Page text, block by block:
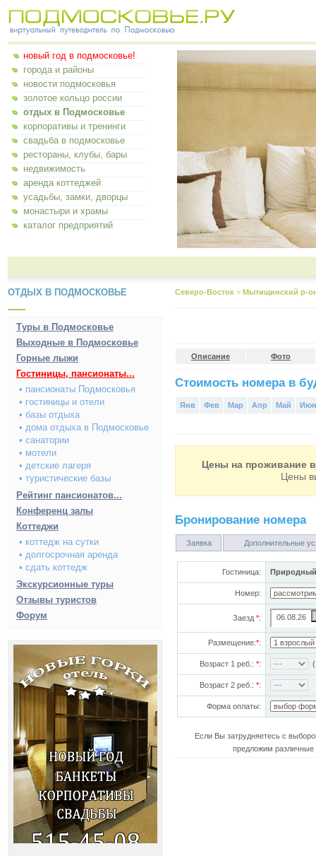
новый год в подмосковье!
города и районы
новости подмосковья
золотое кольцо россии
отдых в Подмосковье
корпоративы и тренинги
свадьба в подмосковье
рестораны, клубы, бары
недвижимость
аренда коттеджей
усадьбы, замки, дворцы
монастыри и храмы
каталог предприятий
ОТДЫХ В ПОДМОСКОВЬЕ
Туры в Подмосковье
Выходные в Подмосковье
Горные лыжи
Гостиницы, пансионаты...
• пансионаты Подмосковья
• гостиницы и отели
• базы отдыха
• дома отдыха в Подмосковье
• санатории
• мотели
• детские лагеря
• туристические базы
Рейтинг пансионатов...
Конференц залы
Коттеджи
• коттедж на сутки
• долгосрочная аренда
• сдать коттедж
Экскурсионные туры
Отзывы туристов
Форум
Северо-Восток > Мытищинский р-
Описание Фото
Стоимость номера в
Янв Фев Мар Апр Май Июн
Цены на проживание
Цены
Бронирование номера
Заявка Дополнительные
Гостиница: Природный
Номер:
Заезд *:
Размещение:*:
Возраст 1 реб.: *:
Возраст 2 реб.: *:
Форма оплаты:
Если Вы затрудняетесь с
предложим различные